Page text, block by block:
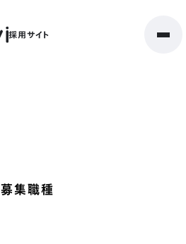
募集職種